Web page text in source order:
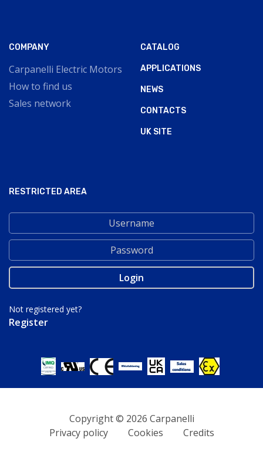
COMPANY
Carpanelli Electric Motors
How to find us
Sales network
CATALOG
APPLICATIONS
NEWS
CONTACTS
UK SITE
RESTRICTED AREA
Not registered yet?
Register
Copyright © 2026 Carpanelli
Privacy policy
Cookies Credits